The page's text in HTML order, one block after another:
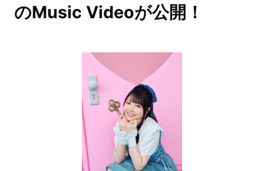
のMusic Videoが公開！